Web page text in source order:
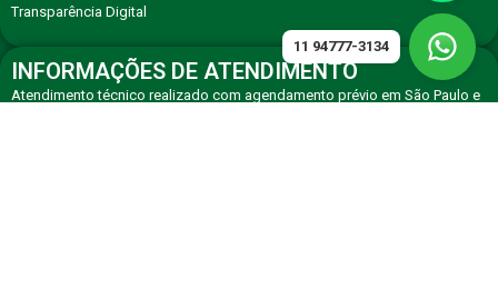
Transparência Digital
INFORMAÇÕES DE ATENDIMENTO
Atendimento técnico realizado com agendamento prévio em São Paulo e
11 94777-3134